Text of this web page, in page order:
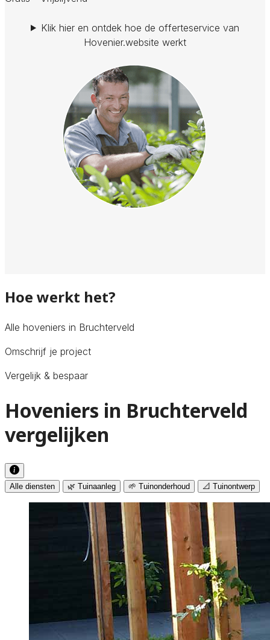
Klik hier en ontdek hoe de offerteservice van
Hovenier.website werkt
Hoe werkt het?
Alle hoveniers in Bruchterveld
Omschrijf je project
Vergelijk & bespaar
Hoveniers in Bruchterveld
vergelijken
Alle diensten 🌿 Tuinaanleg 🌱 Tuinonderhoud 📐 Tuinontwerp